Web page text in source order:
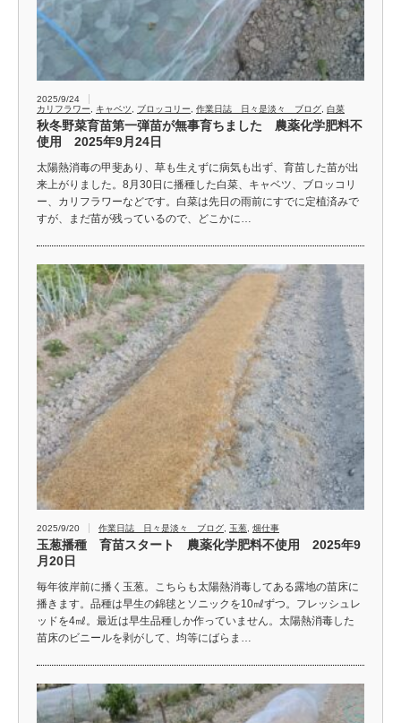
2025/9/24
カリフラワー
キャベツ ブロッコリー 作業日誌 日々是淡々 ブログ 白菜
秋冬野菜育苗第一弾苗が無事育ちました 農薬化学肥料不
使用 2025年9月24日
太陽熱消毒の甲斐あり、草も生えずに病気も出ず、育苗した苗が出
来上がりました。8月30日に播種した白菜、キャベツ、ブロッコリ
ー、カリフラワーなどです。白菜は先日の雨前にすでに定植済みで
すが、まだ苗が残っているので、どこかに…
2025/9/20 作業日誌 日々是淡々 ブログ 玉葱 畑仕事
玉葱播種 育苗スタート 農薬化学肥料不使用 2025年9
月20日
毎年彼岸前に播く玉葱。こちらも太陽熱消毒してある露地の苗床に
播きます。品種は早生の錦毬とソニックを10㎖ずつ。フレッシュレ
ッドを4㎖。最近は早生品種しか作っていません。太陽熱消毒した
苗床のビニールを剥がして、均等にばらま…